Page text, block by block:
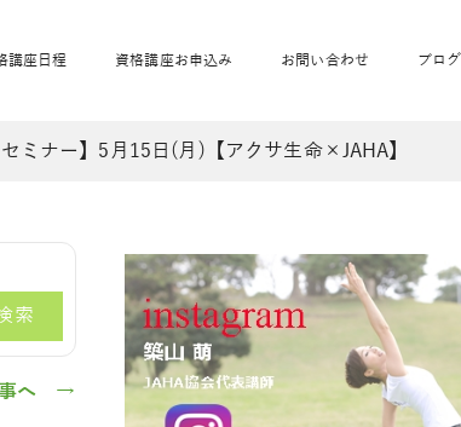
ル＆キッズヨガ通学
モーションヨガ®通学
ビーマッサージ通学
ママピラティス通学
リトル＆キッズヨガ通信
ママヨガ
ビーチャクラマッサージ
JAHAnavi Lesson
講座日程
オンライン講座
資格講座お申込み お問い合わせ ブログ
ミナー】5月15日(月)【アクサ生命×JAHA】
索
事へ →